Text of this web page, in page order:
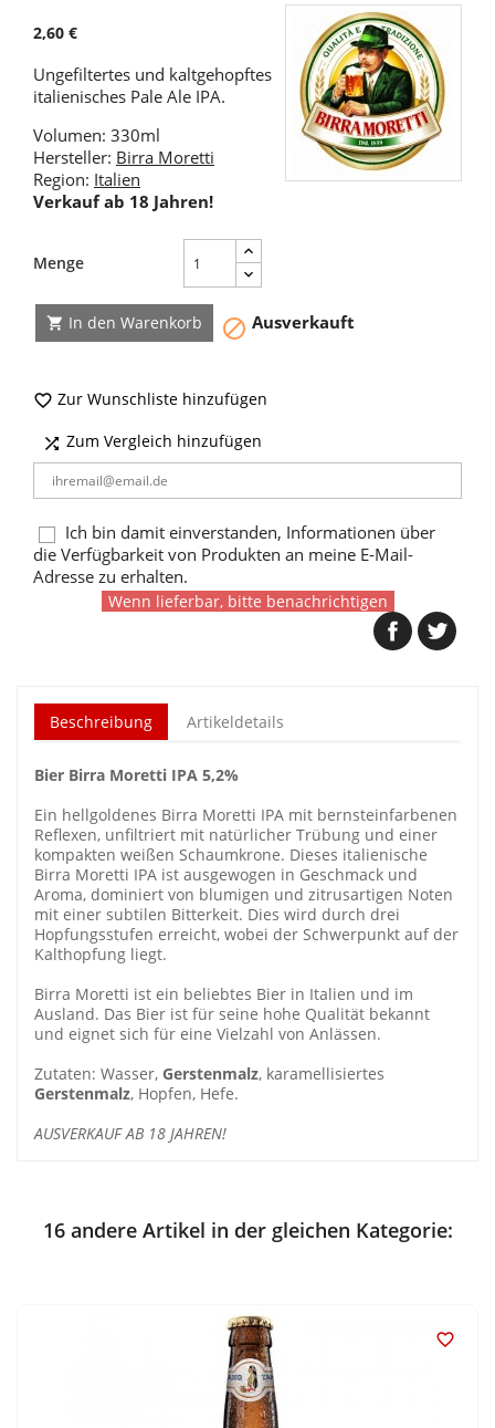
2,60 €
Ungefiltertes und kaltgehopftes
italienisches Pale Ale IPA.
Volumen: 330ml
Hersteller: Birra Moretti
Region: Italien
Verkauf ab 18 Jahren!
Menge
 In den Warenkorb  Ausverkauft
 Zur Wunschliste hinzufügen
 Zum Vergleich hinzufügen
Ich bin damit einverstanden, Informationen über
die Verfügbarkeit von Produkten an meine E-Mail-
Adresse zu erhalten.
Wenn lieferbar, bitte benachrichtigen
Beschreibung Artikeldetails
Bier Birra Moretti IPA 5,2%
Ein hellgoldenes Birra Moretti IPA mit bernsteinfarbenen
Reflexen, unfiltriert mit natürlicher Trübung und einer
kompakten weißen Schaumkrone. Dieses italienische
Birra Moretti IPA ist ausgewogen in Geschmack und
Aroma, dominiert von blumigen und zitrusartigen Noten
mit einer subtilen Bitterkeit. Dies wird durch drei
Hopfungsstufen erreicht, wobei der Schwerpunkt auf der
Kalthopfung liegt.
Birra Moretti ist ein beliebtes Bier in Italien und im
Ausland. Das Bier ist für seine hohe Qualität bekannt
und eignet sich für eine Vielzahl von Anlässen.
Zutaten: Wasser, Gerstenmalz, karamellisiertes
Gerstenmalz, Hopfen, Hefe.
AUSVERKAUF AB 18 JAHREN!
16 andere Artikel in der gleichen Kategorie:
